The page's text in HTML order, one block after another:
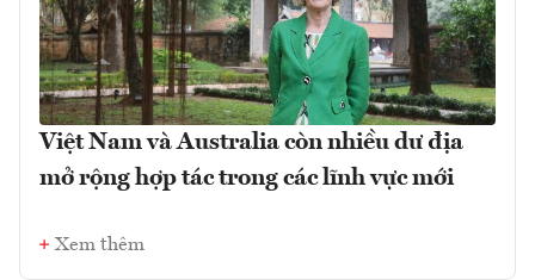
Việt Nam và Australia còn nhiều dư địa
mở rộng hợp tác trong các lĩnh vực mới
Xem thêm